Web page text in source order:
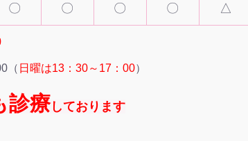
〇 〇 〇 〇 △
（ 日曜は13：30～17：00）
診療しております